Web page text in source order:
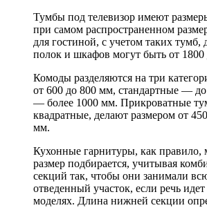
Тумбы под телевизор имеют
при самом распространенном
для гостиной, с учетом таких тумб,
полок и шкафов могут быть от
Комоды разделяются на три
от 600 до 800 мм, стандартные —
— более 1000 мм. Прикроватные
квадратные, делают размером от
мм.
Кухонные гарнитуры, как правило,
размер подбирается, учитывая
секций так, чтобы они занимали
отведенный участок, если речь
моделях. Длина нижней секции